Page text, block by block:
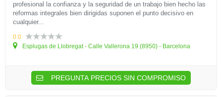
profesional la confianza y la seguridad de un trabajo bien hecho las
reformas integrales bien dirigidas suponen el punto decisivo en
cualquier...
0.0
Esplugas de Llobregat - Calle Vallerona 19 (8950) - Barcelona
PREGUNTA PRECIOS SIN COMPROMISO